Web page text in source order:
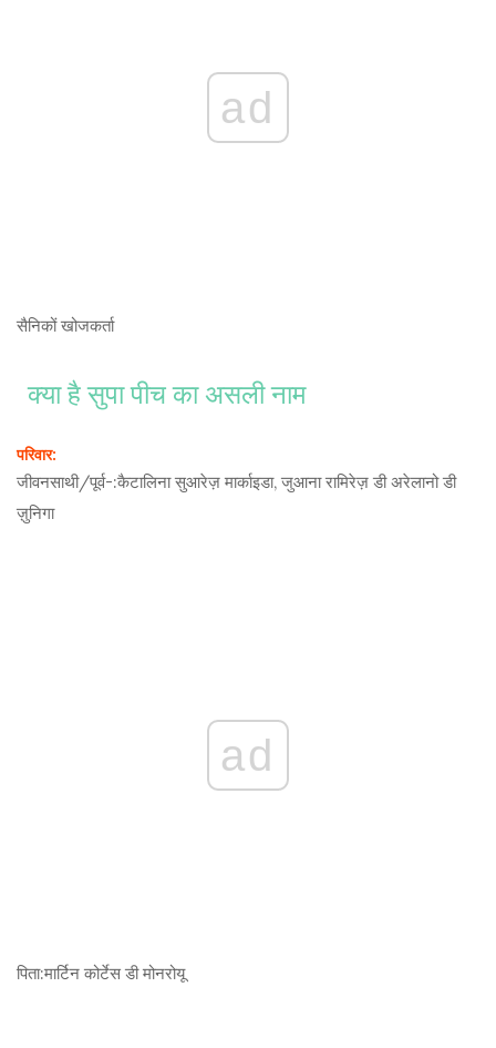
ad
सैनिकोंखोजकर्ता
क्या है सुपा पीच का असली नाम
परिवार:
जीवनसाथी/पूर्व-:कैटालिना सुआरेज़ मार्काइडा, जुआना रामिरेज़ डी अरेलानो डी
ज़ुनिगा
ad
पिता:मार्टिन कोर्टेस डी मोनरोयू